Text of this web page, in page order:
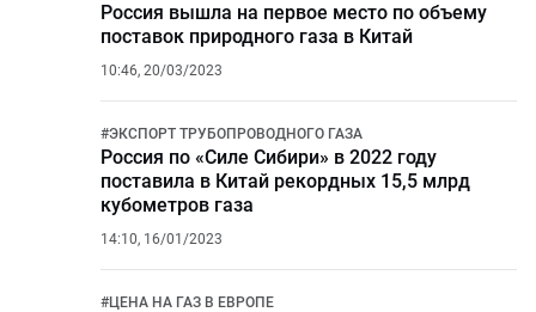
Россия вышла на первое место по объему
поставок природного газа в Китай
10:46, 20/03/2023
#ЭКСПОРТ ТРУБОПРОВОДНОГО ГАЗА
Россия по «Силе Сибири» в 2022 году
поставила в Китай рекордных 15,5 млрд
кубометров газа
14:10, 16/01/2023
#ЦЕНА НА ГАЗ В ЕВРОПЕ